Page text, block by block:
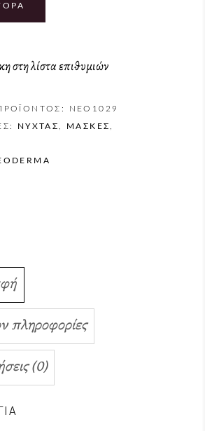
στη λίστα επιθυμιών
NEO1029
NΎΧΤΑΣ ΜΆΣΚΕΣ
πληροφορίες
(0)